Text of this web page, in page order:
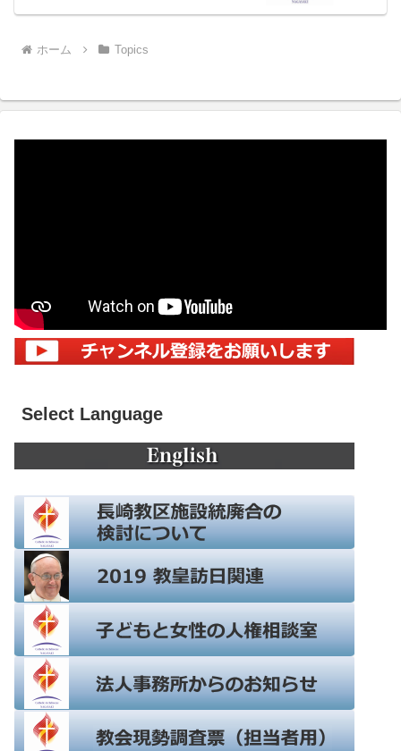
ホーム Topics
Select Language